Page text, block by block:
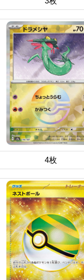
4枚